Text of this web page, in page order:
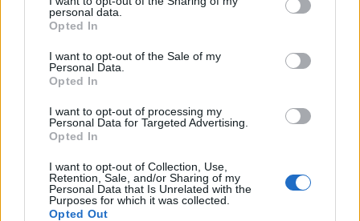
personal data.
Opted In
I want to opt-out of the Sale of my
Personal Data.
Opted In
I want to opt-out of processing my
Personal Data for Targeted Advertising.
Opted In
I want to opt-out of Collection, Use,
Retention, Sale, and/or Sharing of my
Personal Data that Is Unrelated with the
Purposes for which it was collected.
Opted Out